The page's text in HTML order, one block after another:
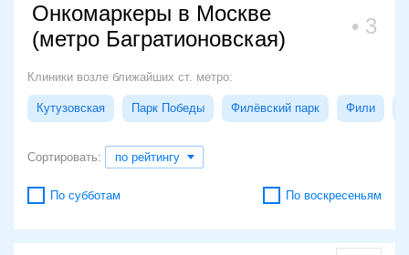
Онкомаркеры в Москве
(метро Багратионовская)
3
Клиники возле ближайших ст. метро:
Кутузовская Парк Победы Филёвский парк Фили
Сортировать: по рейтингу
По субботам По воскресеньям